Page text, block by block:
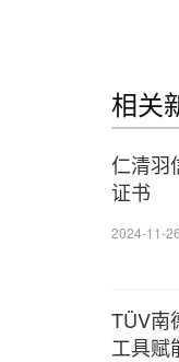
相关
仁清羽
证书
2024-11-
TÜV南
工具赋